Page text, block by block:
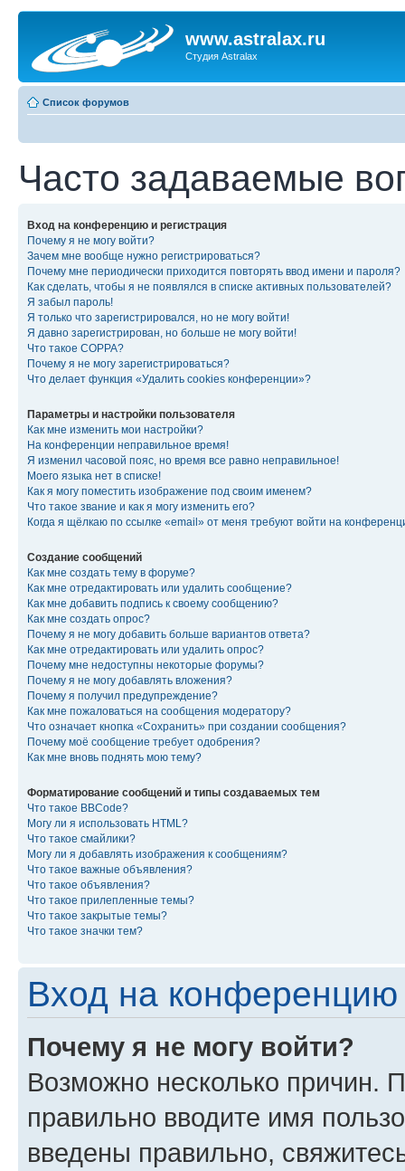
www.astralax.ru
Студия Astralax
Список форумов
Часто задаваемые
Вход на конференцию и регистрация
Почему я не могу войти?
Зачем мне вообще нужно регистрироваться?
Почему мне периодически приходится повторять ввод имени и пароля?
Как сделать, чтобы я не появлялся в списке активных пользователей?
Я забыл пароль!
Я только что зарегистрировался, но не могу войти!
Я давно зарегистрирован, но больше не могу войти!
Что такое COPPA?
Почему я не могу зарегистрироваться?
Что делает функция «Удалить cookies конференции»?
Параметры и настройки пользователя
Как мне изменить мои настройки?
На конференции неправильное время!
Я изменил часовой пояс, но время все равно неправильное!
Моего языка нет в списке!
Как я могу поместить изображение под своим именем?
Что такое звание и как я могу изменить его?
Когда я щёлкаю по ссылке «email» от меня требуют войти на
Создание сообщений
Как мне создать тему в форуме?
Как мне отредактировать или удалить сообщение?
Как мне добавить подпись к своему сообщению?
Как мне создать опрос?
Почему я не могу добавить больше вариантов ответа?
Как мне отредактировать или удалить опрос?
Почему мне недоступны некоторые форумы?
Почему я не могу добавлять вложения?
Почему я получил предупреждение?
Как мне пожаловаться на сообщения модератору?
Что означает кнопка «Сохранить» при создании сообщения?
Почему моё сообщение требует одобрения?
Как мне вновь поднять мою тему?
Форматирование сообщений и типы создаваемых тем
Что такое BBCode?
Могу ли я использовать HTML?
Что такое смайлики?
Могу ли я добавлять изображения к сообщениям?
Что такое важные объявления?
Что такое объявления?
Что такое прилепленные темы?
Что такое закрытые темы?
Что такое значки тем?
Вход на конференцию
Почему я не могу войти?
Возможно несколько причин.
правильно вводите имя
введены правильно,